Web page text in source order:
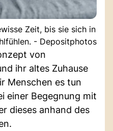
Zeit, bis sie sich in
- Depositphotos
von
ihr altes Zuhause
Menschen es tun
einer Begegnung mit
dieses anhand des